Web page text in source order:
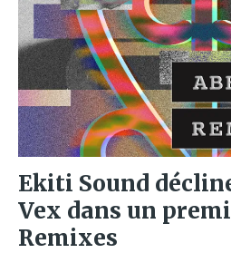
Ekiti Sound
Vex dans un
Remixes